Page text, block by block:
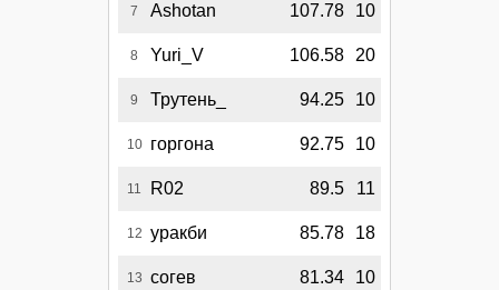
7 Ashotan 107.78 10
8 Yuri_V 106.58 20
9 Трутень_ 94.25 10
10 горгона 92.75 10
11 R02 89.5 11
12 уракби 85.78 18
13 согев 81.34 10